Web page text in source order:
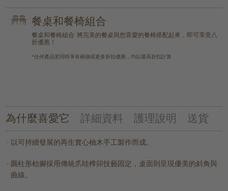
餐桌和餐椅組合
餐桌和餐椅組合: 將完美的餐桌與您喜愛的餐椅搭配起來，即可享受八
折優惠！
*任何產品若同時享有兩個或更多折扣優惠，均以最高折扣計算
為什麼喜愛它 詳細資料 護理說明 送貨
以可持續發展的再生實心柚木手工製作而成。
圓柱形枱腳採用傳統爪哇榫卯技藝固定，桌面則呈現優美的斜角與
曲線。